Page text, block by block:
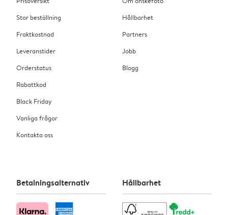
Stor beställning
Fraktkostnad
Leveranstider
Orderstatus
Rabattkod
Black Friday
Vanliga frågor
Kontakta oss
Hållbarhet
Partners
Jobb
Blogg
Betalningsalternativ Hållbarhet